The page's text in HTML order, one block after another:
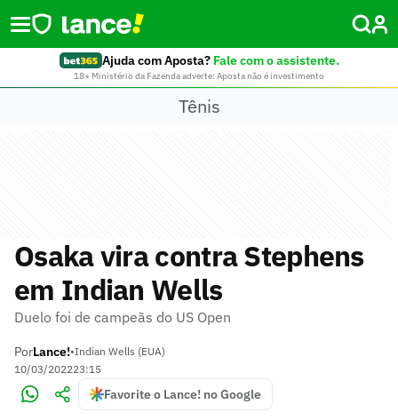
Ajuda com Aposta? Fale com o assistente.
18+ Ministério da Fazenda adverte: Aposta não é investimento
Tênis
Osaka vira contra Stephens
em Indian Wells
Duelo foi de campeãs do US Open
PorLance!•Indian Wells (EUA)
10/03/202223:15
Favorite o Lance! no Google